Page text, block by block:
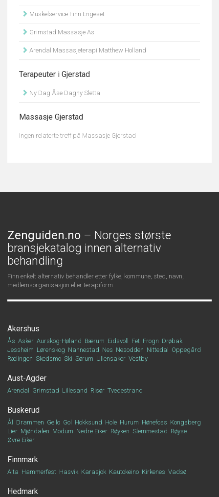
Muskelservice Finn Engeset
Grimstad Massasje As
Arendal Massasjeterapi Matthew Holland
Terapeuter i Gjerstad
Ny Dag Åse Dagny Sletta
Massasje Gjerstad
Ingen relaterte treff på Massasje Gjerstad
Zenguiden.no – Norges største
bransjekatalog innen alternativ
behandling
Finn enkelt alternativ behandler etter fylke, kommune, sted, navn,
medlemsorganisasjon eller terapiform.
Akershus
Ås Asker Aurskog-Høland Bærum Eidsvoll Fet Frogn Drøbak
Jessheim Lørenskog Nannestad Nes Nesodden Nittedal
Oppegård
Rælingen Skedsmo Ski Sørum Ullensaker Vestby
Aust-Agder
Arendal Grimstad Lillesand Risør Tvedestrand
Buskerud
Ål Drammen Geilo Gol Hokksund Hole Hurum Hønefoss Kongsberg
Lier Mjøndalen Modum Nedre Eiker Røyken Slemmestad Røyse
Øvre Eiker
Finnmark
Alta Hammerfest Hasvik Karasjok Kautokeino Kirkenes Vadsø
Hedmark